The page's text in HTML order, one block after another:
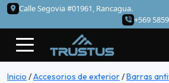
Calle Segovia #01961, Rancagua.
+569
Inicio /Accesorios de exterior/Barras